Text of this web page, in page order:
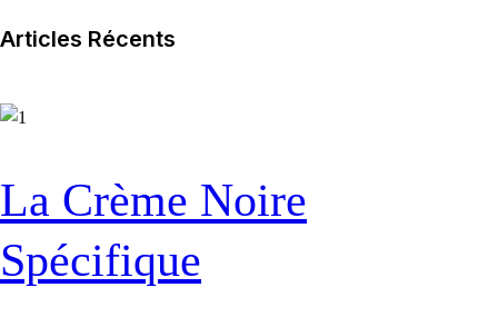
Articles Récents
La Crème Noire
Spécifique